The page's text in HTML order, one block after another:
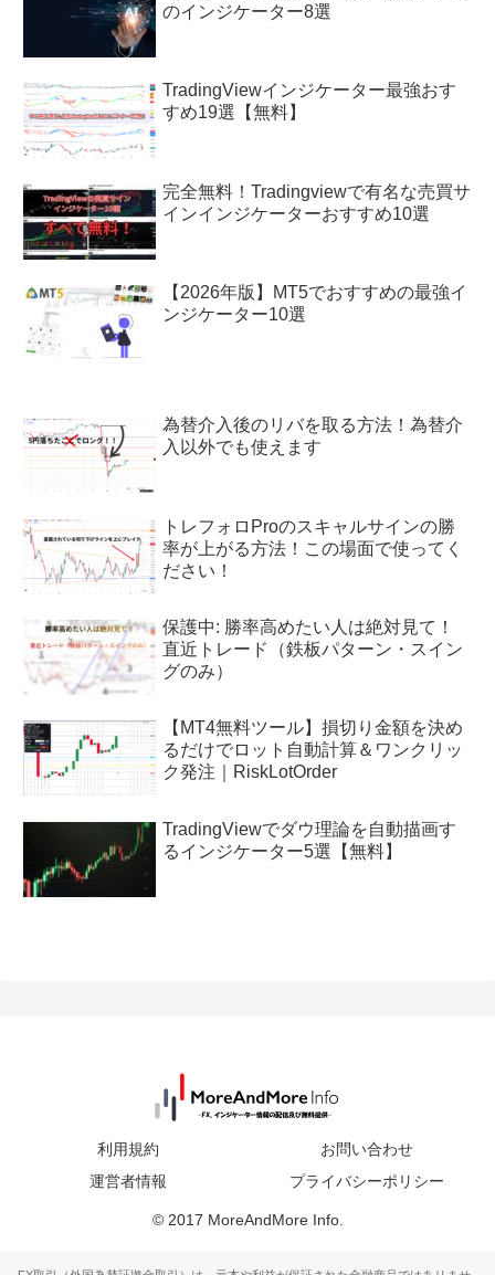
のインジケーター8選
TradingViewインジケーター最強おす
すめ19選【無料】
完全無料！Tradingviewで有名な売買サ
インインジケーターおすすめ10選
【2026年版】MT5でおすすめの最強イ
ンジケーター10選
為替介入後のリバを取る方法！為替介
入以外でも使えます
トレフォロProのスキャルサインの勝
率が上がる方法！この場面で使ってく
ださい！
保護中: 勝率高めたい人は絶対見て！
直近トレード（鉄板パターン・スイン
グのみ）
【MT4無料ツール】損切り金額を決め
るだけでロット自動計算＆ワンクリッ
ク発注｜RiskLotOrder
TradingViewでダウ理論を自動描画す
るインジケーター5選【無料】
利用規約
お問い合わせ
運営者情報
プライバシーポリシー
© 2017 MoreAndMore Info.